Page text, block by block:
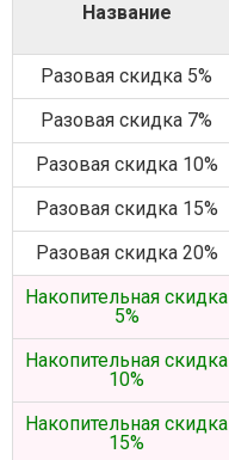
Название
Разовая скидка 5%
Разовая скидка 7%
Разовая скидка 10%
Разовая скидка 15%
Разовая скидка 20%
Накопительная скидка
5%
Накопительная скидка
10%
Накопительная скидка
15%